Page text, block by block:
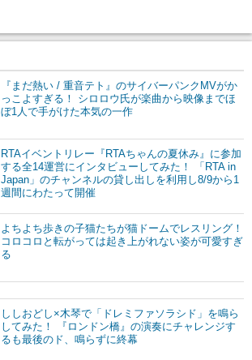
『まだ熱い / 重音テト』のサイバーパンクMVがか
っこよすぎる！ シロロウ氏が楽曲から映像までほ
ぼ1人で手がけた本気の一作
RTAイベントリレー『RTAちゃんの夏休み』に参加
する全14運営にインタビューしてみた！ 「RTA in
Japan」のチャンネルの貸し出しを利用し8/9から1
週間にわたって開催
よちよち歩きの子猫たちが猫ドームでレスリング！
コロコロと転がっては起き上がれない姿が可愛すぎ
る
ししおどし×木琴で「ドレミファソラシド」を鳴ら
してみた！ 『ロンドン橋』の演奏にチャレンジす
るも最後のド、鳴らずに終幕